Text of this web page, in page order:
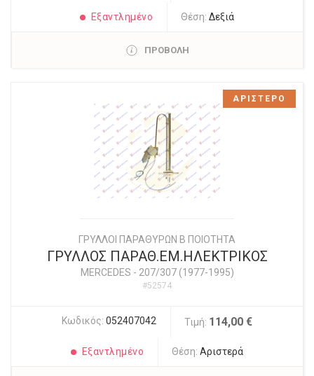
Εξαντλημένο Θέση:Δεξιά
ΠΡΟΒΟΛΗ
ΓΡΥΛΛΟΙ ΠΑΡΑΘΥΡΩΝ Β ΠΟΙΟΤΗΤΑ
ΓΡΥΛΛΟΣ ΠΑΡΑΘ.ΕΜ.ΗΛΕΚΤΡΙΚΟΣ
MERCEDES - 207/307 (1977-1995)
#52574
Κωδικός: 052407042 Τιμή: 114,00 €
Εξαντλημένο Θέση:Αριστερά
ΑΡΙΣΤΕΡΟ